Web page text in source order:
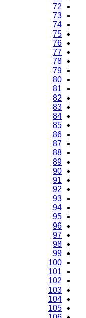
72
73
74
75
76
77
78
79
80
81
82
83
84
85
86
87
88
89
90
91
92
93
94
95
96
97
98
99
100
101
102
103
104
105